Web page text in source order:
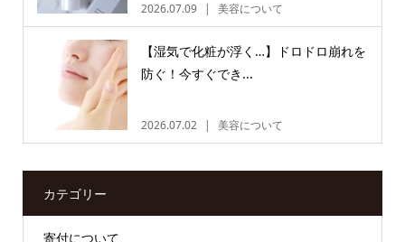
2026.07.09 美容について
【湿気で化粧が浮く…】ドロドロ崩れを
防ぐ！今すぐでき...
2026.07.02 美容について
カテゴリー
寄付について